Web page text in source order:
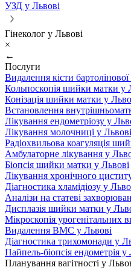
УЗД у Львові
Гінеколог у Львові
×
←
Послуги
Видалення кісти бартолінової
Кольпоскопія шийки матки у
Конізація шийки матки у
Встановлення
Лікування ендометріозу у
Лікування молочниці у Львові
Радіохвильова коагуляція
Амбулаторне лікування у
Біопсія шийки матки у Львові
Лікування хронічного
Діагностика хламідіозу у
Аналізи на статеві
Дисплазія шийки матки у
Мікроскопія урогенітальних
Видалення ВМС у Львові
Діагностика трихомонади у
Пайпель-біопсія ендометрія у
Планування вагітності у